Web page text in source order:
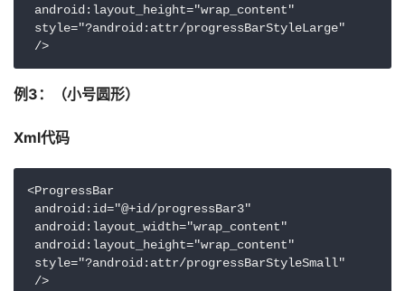
android:layout_height="wrap_content"
style="?android:attr/progressBarStyleLarge"
/>
例3：（小号圆形）
Xml代码
<ProgressBar
android:id="@+id/progressBar3"
android:layout_width="wrap_content"
android:layout_height="wrap_content"
style="?android:attr/progressBarStyleSmall"
/>